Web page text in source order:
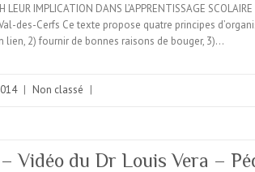
LEUR IMPLICATION DANS L’APPRENTISSAGE
des-Cerfs Ce texte propose quatre principes
lien, 2) fournir de bonnes raisons de bouger, 3)…
| Non classé |
Vidéo du Dr Louis Vera –